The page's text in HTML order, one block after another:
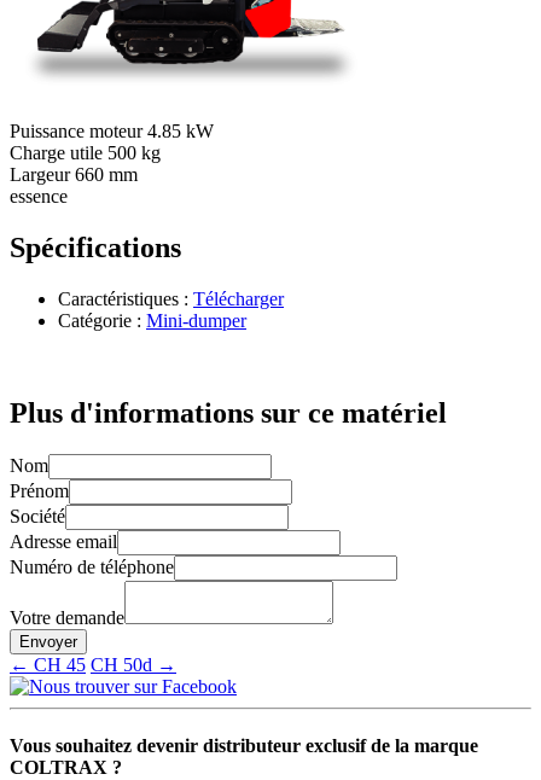
Puissance moteur 4.85 kW
Charge utile 500 kg
Largeur 660 mm
essence
Spécifications
Caractéristiques : Télécharger
Catégorie : Mini-dumper
Plus d'informations sur ce matériel
Nom
Prénom
Société
Adresse email
Numéro de téléphone
Votre demande
← CH 45 CH 50d →
Vous souhaitez devenir distributeur exclusif de la marque
COLTRAX ?